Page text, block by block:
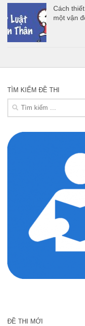
Cách
một vận
TÌM KIẾM ĐỀ THI
Tìm
kiếm
ĐỀ THI MỚI